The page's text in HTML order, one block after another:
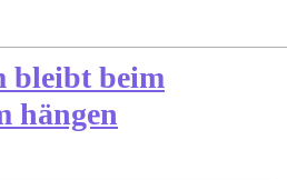
bleibt beim
hängen